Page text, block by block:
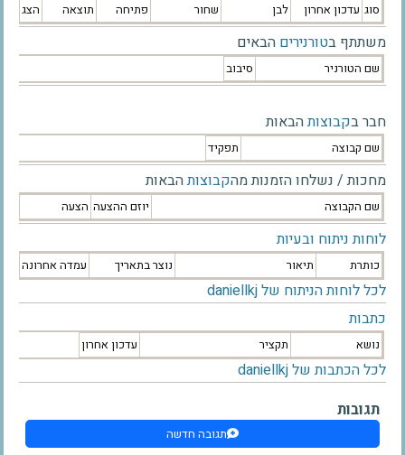
סוג עדכון אחרון לבן שחור פתיחה תוצאה הצג
משתתף בטורנירים הבאים
שם הטורניר סיבוב
חבר בקבוצותהבאות
שם קבוצה תפקיד
מחכות / נשלחו הזמנות מהקבוצותהבאות
שם הקבוצה יוזם ההצעה הצעה
לוחות ניתוח ובעיות
כותרת תיאור נוצר בתאריך עמדה אחרונה
לכל לוחות הניתוח של daniellkj
כתבות
נושא תקציר עדכון אחרון
לכל הכתבות של daniellkj
תגובות
תגובה חדשה